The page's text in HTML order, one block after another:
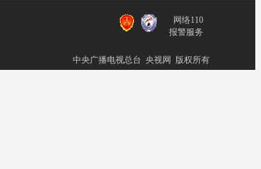
网络110
报警服务
中央广播电视总台 央视网 版权所有